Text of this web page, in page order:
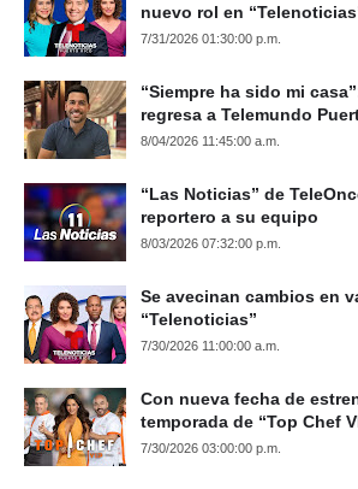
nuevo rol en
7/31/2026 01:30:00 p.m.
“Siempre ha sido mi
regresa a Telemundo
8/04/2026 11:45:00 a.m.
“Las Noticias” de
reportero a su equipo
8/03/2026 07:32:00 p.m.
Se avecinan cambios en
“Telenoticias”
7/30/2026 11:00:00 a.m.
Con nueva fecha de
temporada de “Top Chef
7/30/2026 03:00:00 p.m.